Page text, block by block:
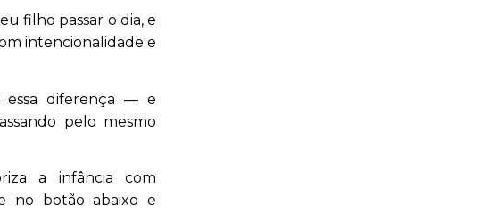
filho passar o dia, e
intencionalidade e
essa diferença — e
pelo mesmo
a infância com
no botão abaixo e